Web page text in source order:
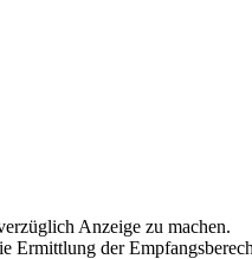
Anzeige zu machen.
Ermittlung der